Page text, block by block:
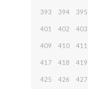
393 394 395
401 402 403
409 410 411
417 418 419
425 426 427